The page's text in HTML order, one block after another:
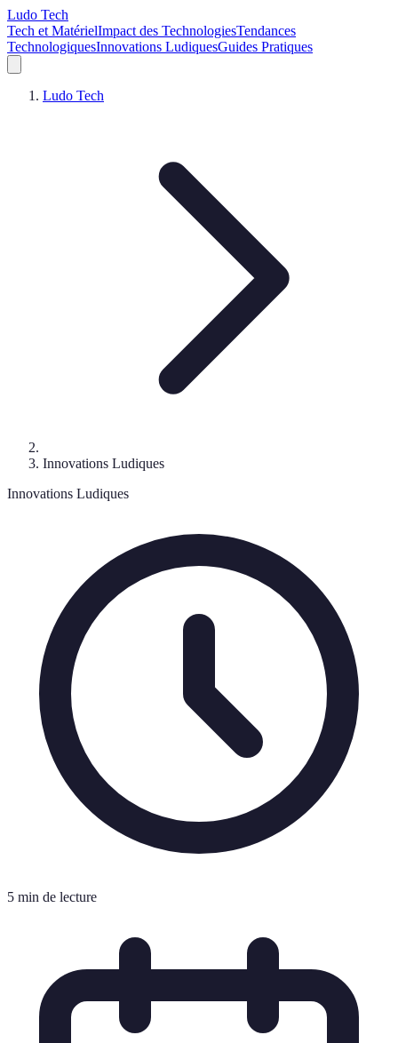
Ludo Tech
Tech et MatérielImpact des TechnologiesTendances
TechnologiquesInnovations LudiquesGuides Pratiques
Ludo Tech
Innovations Ludiques
Innovations Ludiques
5 min de lecture